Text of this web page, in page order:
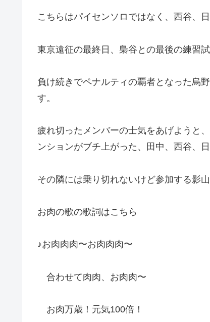
こちらはパイセンソロではなく、西谷、
東京遠征の最終日、梟谷との最後の練習
負け続きでペナルティの覇者となった烏
す。
疲れ切ったメンバーの士気をあげようと
ンションがブチ上がった、田中、西谷、
その隣には乗り切れないけど参加する影
お肉の歌の歌詞はこちら
♪お肉肉肉〜お肉肉肉〜
合わせて肉肉、お肉肉〜
お肉万歳！元気100倍！